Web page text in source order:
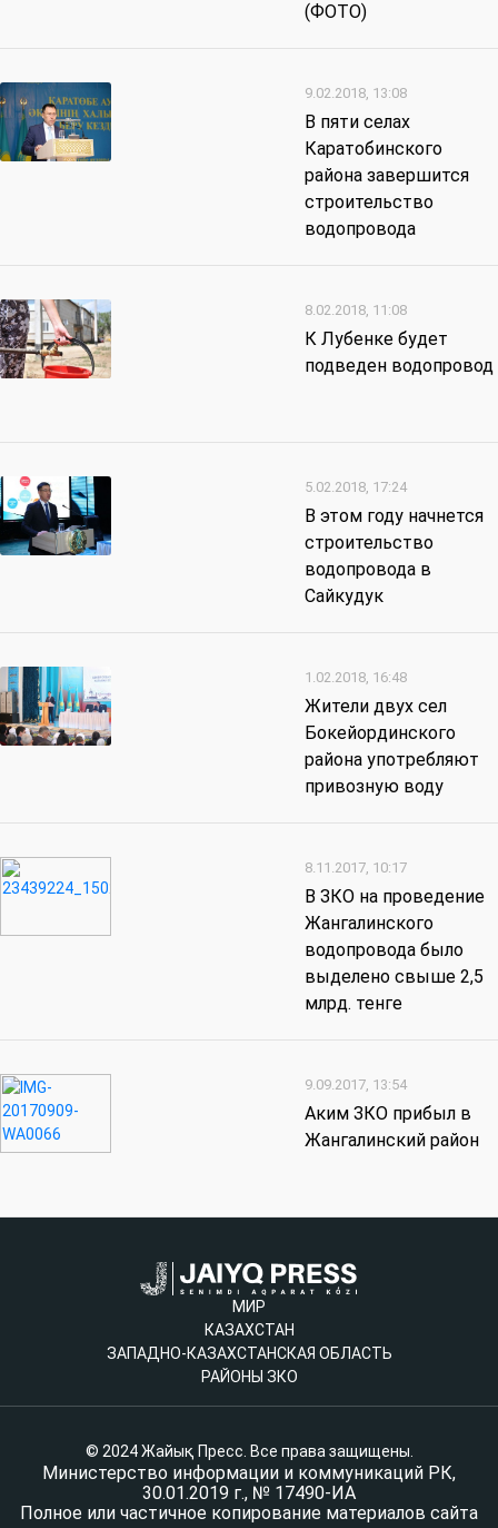
(ФОТО)
9.02.2018, 13:08
В пяти селах
Каратобинского
района завершится
строительство
водопровода
8.02.2018, 11:08
К Лубенке будет
подведен водопровод
5.02.2018, 17:24
В этом году начнется
строительство
водопровода в
Сайкудук
1.02.2018, 16:48
Жители двух сел
Бокейординского
района употребляют
привозную воду
8.11.2017, 10:17
В ЗКО на проведение
Жангалинского
водопровода было
выделено свыше 2,5
млрд. тенге
9.09.2017, 13:54
Аким ЗКО прибыл в
Жангалинский район
МИР
КАЗАХСТАН
ЗАПАДНО-КАЗАХСТАНСКАЯ ОБЛАСТЬ
РАЙОНЫ ЗКО
© 2024 Жайық Пресс. Все права защищены.
Министерство информации и коммуникаций РК,
30.01.2019 г., № 17490-ИА
Полное или частичное копирование материалов сайта